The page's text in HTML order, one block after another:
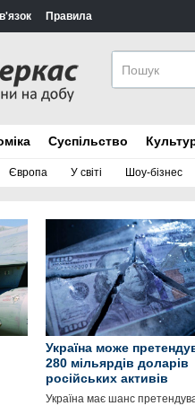
Правила
Європа У світі Шоу-бізнес
Суспільство
Україна може
280 мільярдів доларів
російських активів
Україна має шанс